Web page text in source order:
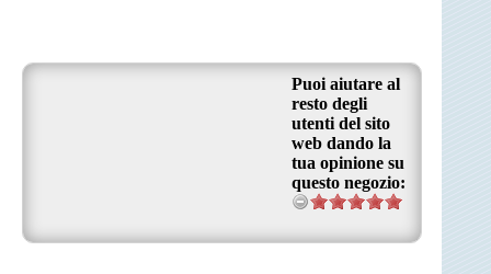
Puoi aiutare al
resto degli
utenti del sito
web dando la
tua opinione su
questo negozio: